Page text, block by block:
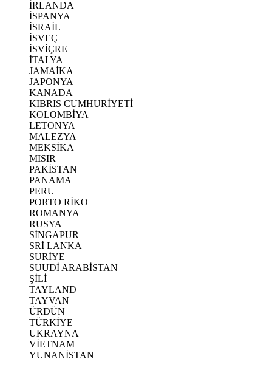
İRLANDA
İSPANYA
İSRAİL
İSVEÇ
İSVİÇRE
İTALYA
JAMAİKA
JAPONYA
KANADA
KIBRIS CUMHURİYETİ
KOLOMBİYA
LETONYA
MALEZYA
MEKSİKA
MISIR
PAKİSTAN
PANAMA
PERU
PORTO RİKO
ROMANYA
RUSYA
SİNGAPUR
SRİ LANKA
SURİYE
SUUDİ ARABİSTAN
ŞİLİ
TAYLAND
TAYVAN
ÜRDÜN
TÜRKİYE
UKRAYNA
VİETNAM
YUNANİSTAN